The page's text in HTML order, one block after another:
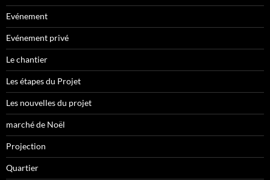
Evénement
Evénement privé
Le chantier
Les étapes du Projet
Les nouvelles du projet
marché de Noël
Projection
Quartier